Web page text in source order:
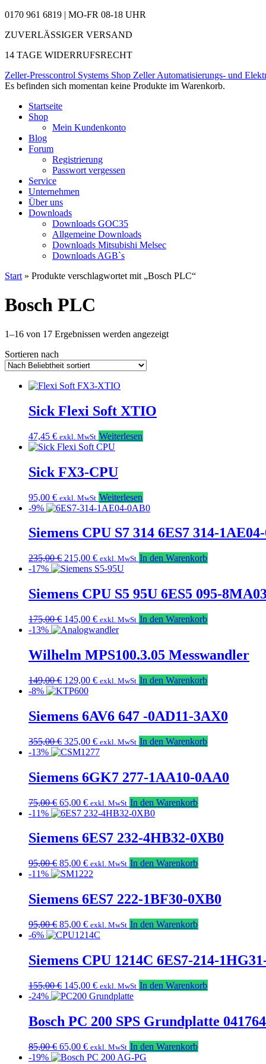
0170 961 6819 | MO-FR 08-18 UHR
ZUVERLÄSSIGER VERSAND
14 TAGE WIDERRUFSRECHT
Zeller-Presscontrol Systems Shop Zeller Automatisierungs- und
Es befinden sich momentan keine Produkte im Warenkorb.
Startseite
Shop
Mein Kundenkonto
Blog
Forum
Registrierung
Passwort vergessen
Service
Unternehmen
Über uns
Downloads
Downloads GOC35
Allgemeine Downloads
Downloads Mitsubishi Melsec
Downloads AGB`s
Start » Produkte verschlagwortet mit „Bosch PLC“
Bosch PLC
1–16 von 17 Ergebnissen werden angezeigtNach
Sortieren nach
Sick Flexi Soft XTIO
47,45 € exkl. MwSt Weiterlesen
Sick FX3-CPU
95,00 € exkl. MwSt Weiterlesen
-9%
Siemens CPU S7 314 6ES7 314-
235,00€ Ursprünglicher
Preis
235,00 €
215,00 €Aktueller
Preis
215,00 €.
exkl. MwSt In den Warenkorb
-17%
Siemens CPU S5 95U 6ES5 095-
175,00€ Ursprünglicher
Preis
175,00 €
145,00 €Aktueller
Preis
145,00 €.
exkl. MwSt In den Warenkorb
-13%
Wilhelm MPS100.3.05 Messwandler
149,00€ Ursprünglicher
Preis
149,00 €
129,00 €Aktueller
129,00 €.
exkl. MwSt In den Warenkorb
-8%
Siemens 6AV6 647 -0AD11-3AX0
355,00€ Ursprünglicher
Preis
355,00 €
325,00 €Aktueller
Preis
325,00 €.
exkl. MwSt In den Warenkorb
-13%
Siemens 6GK7 277-1AA10-0AA0
75,00€ Ursprünglicher
Preis
75,00 €
65,00 €Aktueller
Preis
65,00 €.
exkl. MwSt In den Warenkorb
-11%
Siemens 6ES7 232-4HB32-0XB0
95,00€ Ursprünglicher
Preis
95,00 €
85,00 €Aktueller
Preis
85,00 €.
exkl. MwSt In den Warenkorb
-11%
Siemens 6ES7 222-1BF30-0XB0
95,00€ Ursprünglicher
Preis
95,00 €
85,00 €Aktueller
Preis
85,00 €.
exkl. MwSt In den Warenkorb
-6%
Siemens CPU 1214C 6ES7-214-
155,00€ Ursprünglicher
Preis
155,00 €
145,00 €Aktueller
Preis
145,00 €.
exkl. MwSt In den Warenkorb
-24%
Bosch PC 200 SPS Grundplatte
85,00€ Ursprünglicher
Preis
65,00 €Aktueller
Preis
exkl. MwSt In den Warenkorb
-19%